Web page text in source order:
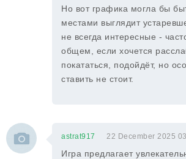
Но вот графика могла бы
местами выглядит
не всегда интересные -
общем, если хочется
покататься, подойдёт, но
ставить не стоит.
astrat917 22 December 2025
Игра предлагает